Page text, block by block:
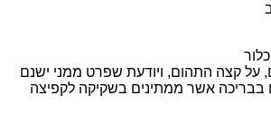
על קצה התהום, ויודעת שפרט ממני ישנם
בבריכה אשר ממתינים בשקיקה לקפיצה